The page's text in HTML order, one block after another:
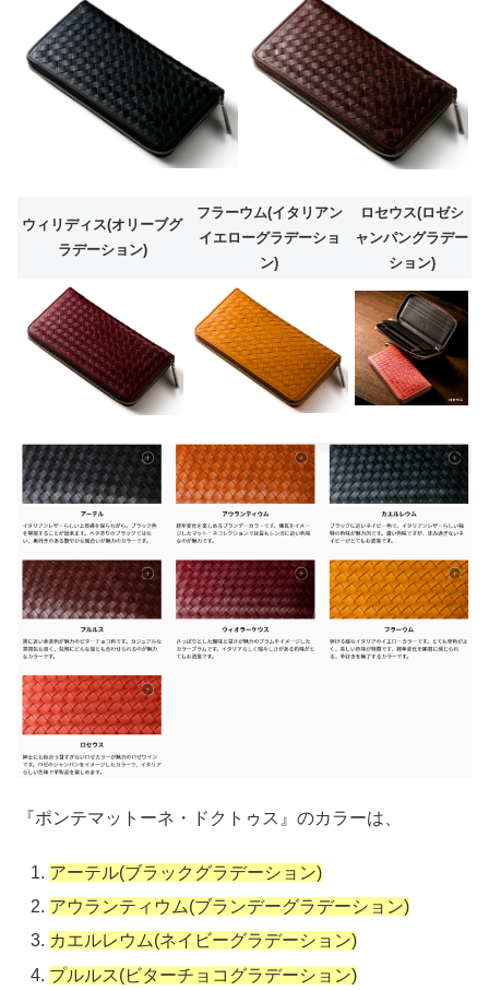
ウィリディス(オリーブグ
ラデーション)
フラーウム(イタリアン
イエローグラデーショ
ン)
ロセウス(ロゼシ
ャンパングラデー
ション)
『ポンテマットーネ・ドクトゥス』のカラーは、
アーテル(ブラックグラデーション)
アウランティウム(ブランデーグラデーション)
カエルレウム(ネイビーグラデーション)
プルルス(ビターチョコグラデーション)